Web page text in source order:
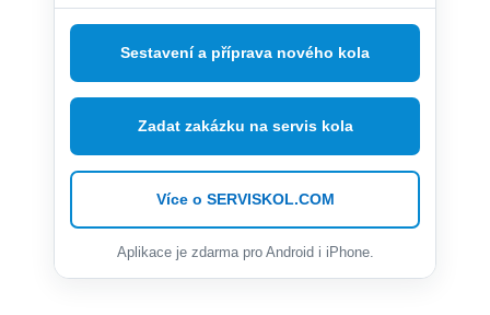
Sestavení a příprava nového kola
Zadat zakázku na servis kola
Více o SERVISKOL.COM
Aplikace je zdarma pro Android i iPhone.